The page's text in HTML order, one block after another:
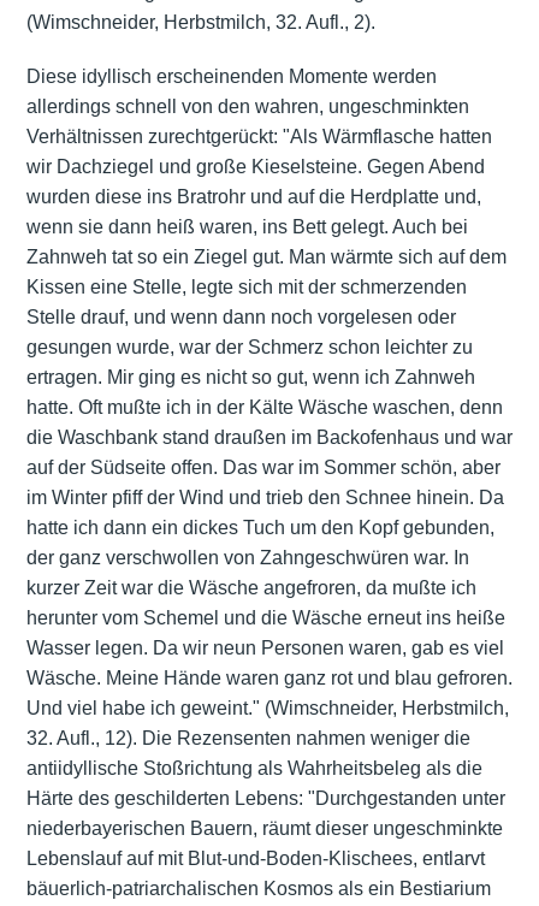
(Wimschneider, Herbstmilch, 32. Aufl., 2).
Diese idyllisch erscheinenden Momente werden
allerdings schnell von den wahren, ungeschminkten
Verhältnissen zurechtgerückt: "Als Wärmflasche hatten
wir Dachziegel und große Kieselsteine. Gegen Abend
wurden diese ins Bratrohr und auf die Herdplatte und,
wenn sie dann heiß waren, ins Bett gelegt. Auch bei
Zahnweh tat so ein Ziegel gut. Man wärmte sich auf dem
Kissen eine Stelle, legte sich mit der schmerzenden
Stelle drauf, und wenn dann noch vorgelesen oder
gesungen wurde, war der Schmerz schon leichter zu
ertragen. Mir ging es nicht so gut, wenn ich Zahnweh
hatte. Oft mußte ich in der Kälte Wäsche waschen, denn
die Waschbank stand draußen im Backofenhaus und war
auf der Südseite offen. Das war im Sommer schön, aber
im Winter pfiff der Wind und trieb den Schnee hinein. Da
hatte ich dann ein dickes Tuch um den Kopf gebunden,
der ganz verschwollen von Zahngeschwüren war. In
kurzer Zeit war die Wäsche angefroren, da mußte ich
herunter vom Schemel und die Wäsche erneut ins heiße
Wasser legen. Da wir neun Personen waren, gab es viel
Wäsche. Meine Hände waren ganz rot und blau gefroren.
Und viel habe ich geweint." (Wimschneider, Herbstmilch,
32. Aufl., 12). Die Rezensenten nahmen weniger die
antiidyllische Stoßrichtung als Wahrheitsbeleg als die
Härte des geschilderten Lebens: "Durchgestanden unter
niederbayerischen Bauern, räumt dieser ungeschminkte
Lebenslauf auf mit Blut-und-Boden-Klischees, entlarvt
bäuerlich-patriarchalischen Kosmos als ein Bestiarium